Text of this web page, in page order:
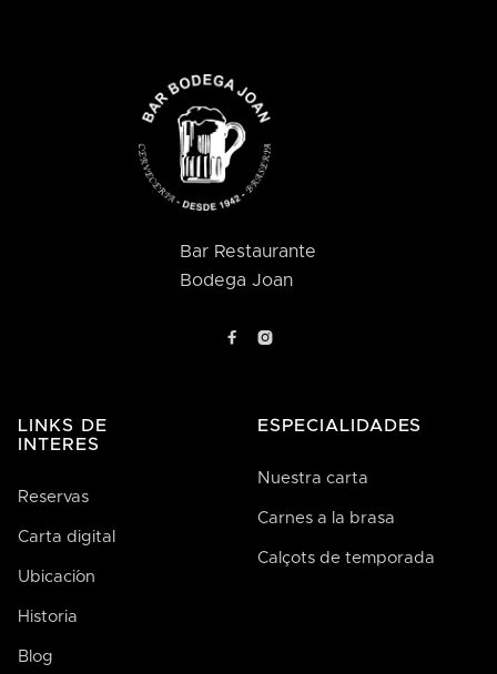
Bar Restaurante
Bodega Joan
 
LINKS DE
INTERES
Reservas
Carta digital
Ubicaci´on
Historia
Blog
ESPECIALIDADES
Nuestra carta
Carnes a la brasa
Calçots de temporada